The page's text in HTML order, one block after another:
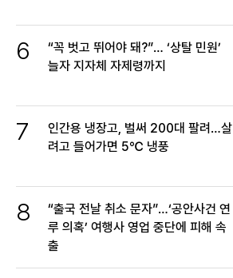
6
“꼭 벗고 뛰어야 돼?”… ‘상탈 민원’
늘자 지자체 자제령까지
7
인간용 냉장고, 벌써 200대 팔려…살
려고 들어가면 5℃ 냉풍
8
“출국 전날 취소 문자”…‘공안사건 연
루 의혹’ 여행사 영업 중단에 피해 속
출